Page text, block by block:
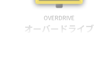
OVERDRIVE
オーバードライブ